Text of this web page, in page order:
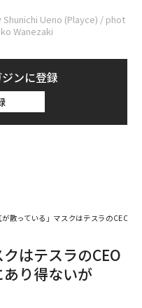
Ueno (Playce) / phot
Wanezaki
ンに登録
が散っている」マスクはテスラのCEO
クはテスラのCEO
り得ないが